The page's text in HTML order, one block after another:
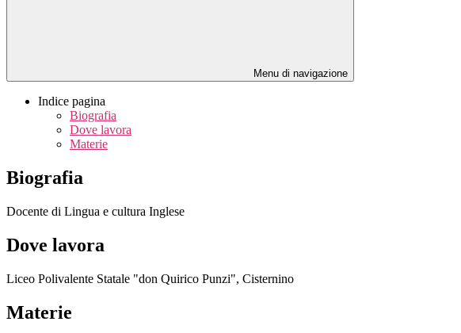
Menu di navigazione
Indice pagina
Biografia
Dove lavora
Materie
Biografia
Docente di Lingua e cultura Inglese
Dove lavora
Liceo Polivalente Statale "don Quirico Punzi", Cisternino
Materie